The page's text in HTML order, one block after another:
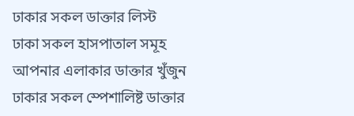
ঢাকার সকল ডাক্তার লিস্ট
ঢাকা সকল হাসপাতাল সমূহ
আপনার এলাকার ডাক্তার খুঁজুন
ঢাকার সকল স্পেশালিষ্ট ডাক্তার